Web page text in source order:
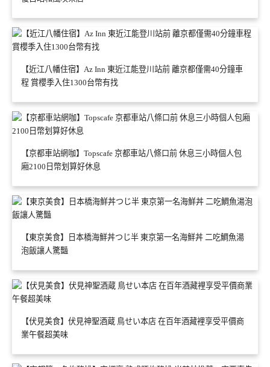
【近江八幡住宿】Az Inn 東近江能登川站前 離京都僅需40分鐘車
程 賞櫻季入住1300台幣有找
【京都車站網咖】Topscafe 京都車站八條口前 休息三小時個人包
廂2100日幣划算好休息
【東京美食】日本橋海鮮丼つじ半 東京第一名海鮮丼 二吃鯛魚湯
泡飯讓人驚豔
【伏見美食】伏見神聖酒蔵 鳥せい本店 在百年酒藏裡享受平價商
業午餐超美味